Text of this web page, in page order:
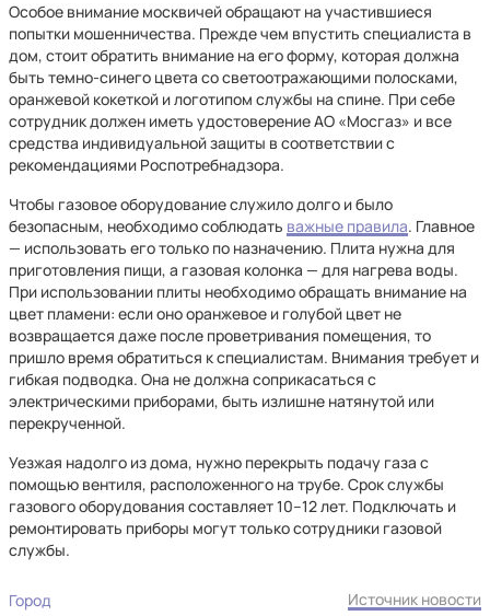
Особое внимание москвичей обращают на участившиеся
попытки мошенничества. Прежде чем впустить специалиста в
дом, стоит обратить внимание на его форму, которая должна
быть темно-синего цвета со светоотражающими полосками,
оранжевой кокеткой и логотипом службы на спине. При себе
сотрудник должен иметь удостоверение АО «Мосгаз» и все
средства индивидуальной защиты в соответствии с
рекомендациями Роспотребнадзора.
Чтобы газовое оборудование служило долго и было
безопасным, необходимо соблюдать важные правила. Главное
— использовать его только по назначению. Плита нужна для
приготовления пищи, а газовая колонка — для нагрева воды.
При использовании плиты необходимо обращать внимание на
цвет пламени: если оно оранжевое и голубой цвет не
возвращается даже после проветривания помещения, то
пришло время обратиться к специалистам. Внимания требует и
гибкая подводка. Она не должна соприкасаться с
электрическими приборами, быть излишне натянутой или
перекрученной.
Уезжая надолго из дома, нужно перекрыть подачу газа с
помощью вентиля, расположенного на трубе. Срок службы
газового оборудования составляет 10–12 лет. Подключать и
ремонтировать приборы могут только сотрудники газовой
службы.
Город Источник новости